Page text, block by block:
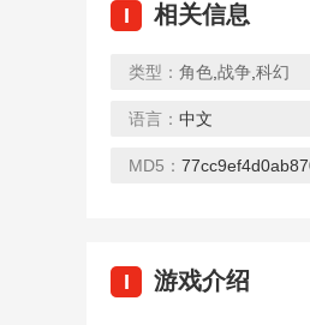
I 相关信息
类型： 角色 战争 科幻
语言： 中文
MD5：
I 游戏介绍